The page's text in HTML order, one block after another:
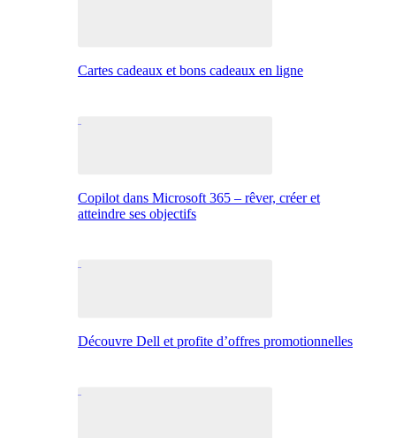
Cartes cadeaux et bons cadeaux en ligne
Copilot dans Microsoft 365 – rêver, créer et
atteindre ses objectifs
Découvre Dell et profite d’offres promotionnelles